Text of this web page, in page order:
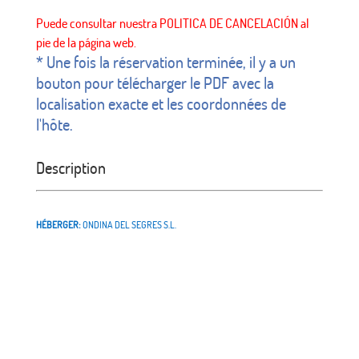
* Une fois la réservation terminée, il y a un
bouton pour télécharger le PDF avec la
localisation exacte et les coordonnées de
l'hôte.
Description
HÉBERGER:ONDINA DEL SEGRES S.L.